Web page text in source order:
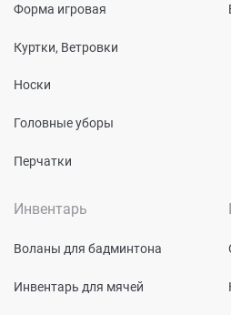
Форма игровая
Куртки, Ветровки
Носки
Головные уборы
Перчатки
Инвентарь
Воланы для бадминтона
Инвентарь для мячей